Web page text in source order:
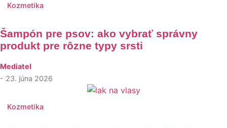
Kozmetika
Šampón pre psov: ako vybrať správny
produkt pre rôzne typy srsti
Mediatel
- 23. júna 2026
Kozmetika